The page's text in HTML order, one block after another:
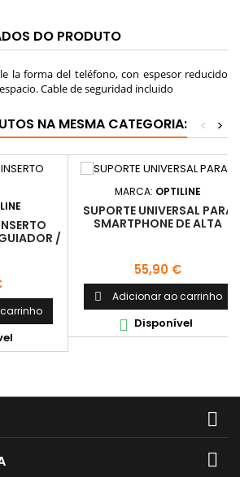
DO PRODUTO
la forma del teléfono, con espesor reducido
Cable de seguridad incluido
NA MESMA CATEGORIA: >
<
/
MARCA: OPTILINE
SUPORTE UNIVERSAL PARA
SMARTPHONE DE ALTA
Preço
55,90 €
 Adicionar ao carrinho
 Disponível

